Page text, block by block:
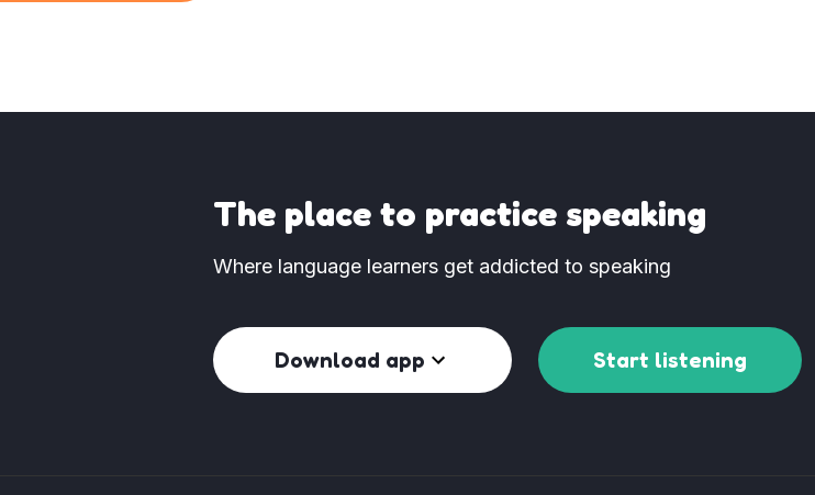
The place to practice speaking
Where language learners get addicted to speaking
Download app Start listening